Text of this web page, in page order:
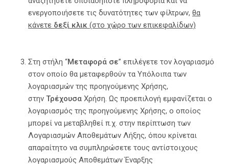
ενεργοποιήσετε τις δυνατότητες των φίλτρων, θα
κάνετε δεξί κλικ (στο χώρο των επικεφαλίδων)
Στη στήλη “Μεταφορά σε” επιλέγετε τον λογαριασμό
στον οποίο θα μεταφερθούν τα Υπόλοιπα των
λογαριασμών της προηγούμενης Χρήσης,
στην Τρέχουσα Χρήση. Ως προεπιλογή εμφανίζεται ο
λογαριασμός της προηγούμενης Χρήσης, ο οποίος
μπορεί να μεταβληθεί π.χ. στην περίπτωση των
Λογαριασμών Αποθεμάτων Λήξης, όπου κρίνεται
απαραίτητο να συμπληρώσετε τους αντίστοιχους
λογαριασμούς Αποθεμάτων Έναρξης